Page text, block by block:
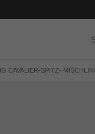
CAVALIER-SPITZ-